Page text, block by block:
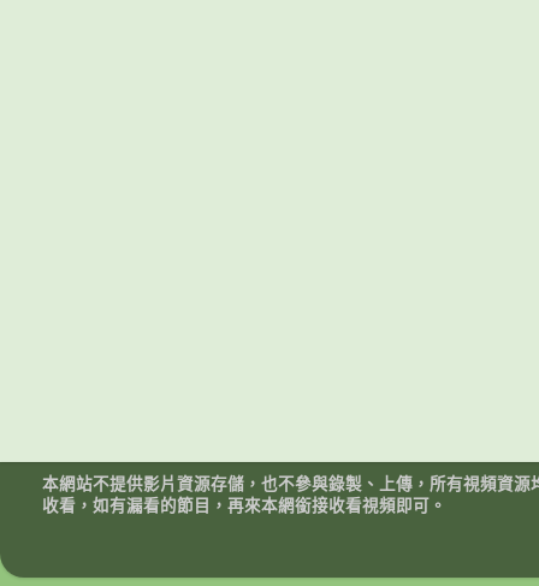
本網站不提供影片資源存儲，也不參與錄製、上傳，所有視頻資
收看，如有漏看的節目，再來本網銜接收看視頻即可。